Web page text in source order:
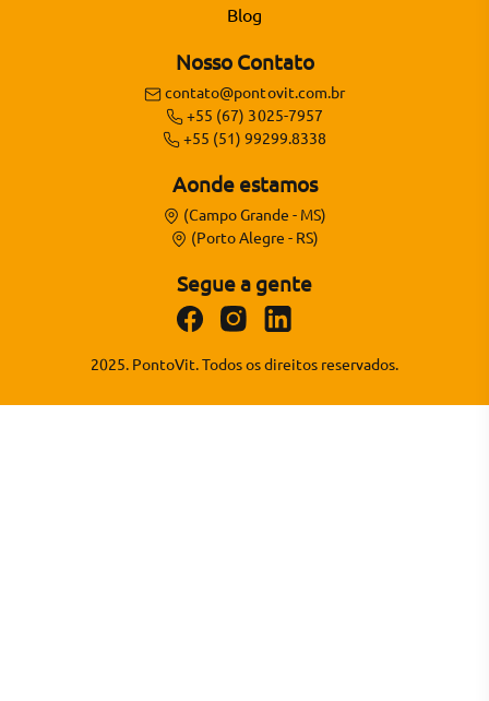
Blog
Nosso Contato
contato@pontovit.com.br
+55 (67) 3025-7957
+55 (51) 99299.8338
Aonde estamos
(Campo Grande - MS)
(Porto Alegre - RS)
Segue a gente
2025. PontoVit. Todos os direitos reservados.